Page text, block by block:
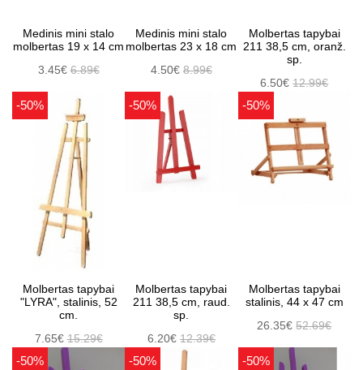
Medinis mini stalo
molbertas 19 x 14 cm
3.45€6.89€
Medinis mini stalo
molbertas 23 x 18 cm
4.50€ 8.99€
Molbertas tapybai
211 38,5 cm, oranž.
sp.
6.50€12.99€
-50%
Molbertas tapybai
"LYRA", stalinis, 52
cm.
7.65€15.29€
-50%
Molbertas tapybai
211 38,5 cm, raud.
sp.
6.20€ 12.39€
-50%
Molbertas tapybai
stalinis, 44 x 47 cm
26.35€52.69€
-50% -50% -50%